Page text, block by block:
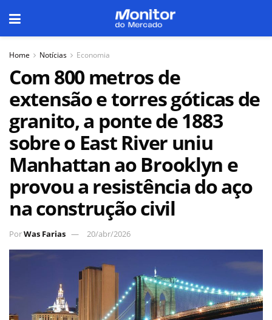
Home Notícias Economia
Com 800 metros de
extensão e torres góticas de
granito, a ponte de 1883
sobre o East River uniu
Manhattan ao Brooklyn e
provou a resistência do aço
na construção civil
PorWas Farias 20/abr/2026